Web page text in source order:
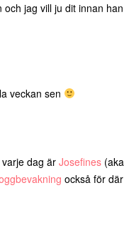
jag vill ju dit innan han
veckan sen
dag är Josefines(aka
också för där